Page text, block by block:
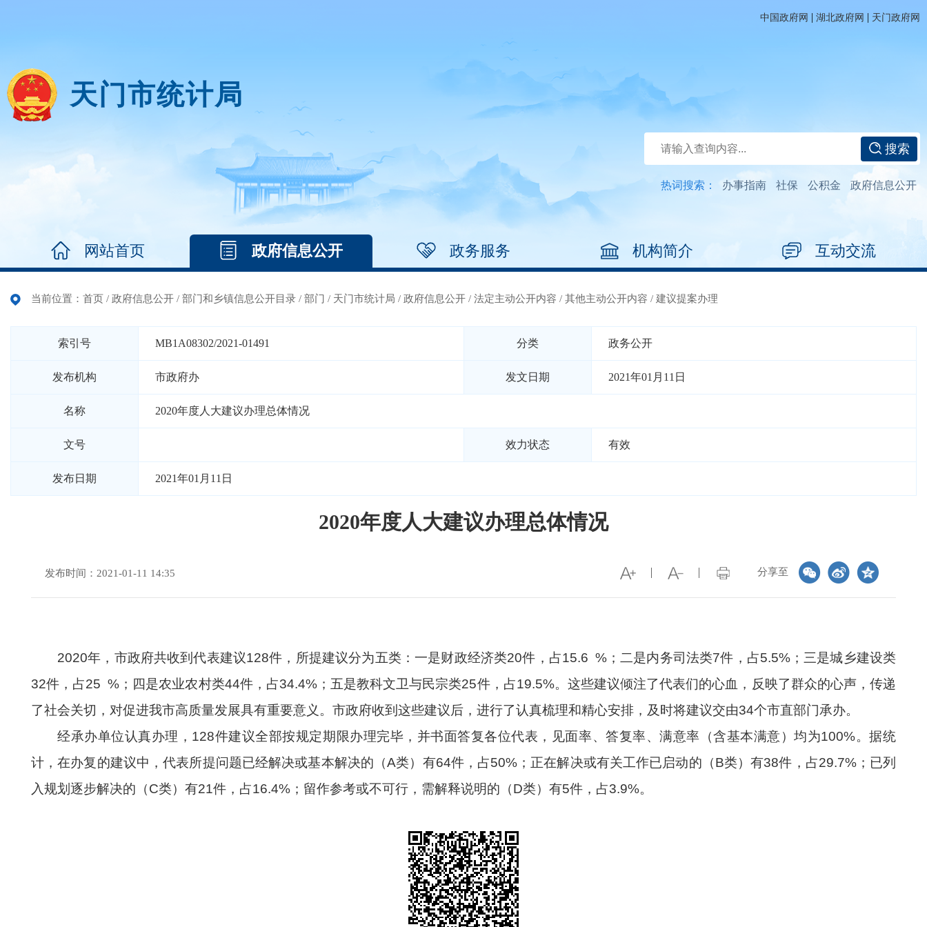
中国政府网 | 湖北政府网 | 天门政府网
天门市统计局
搜索
热词搜索： 办事指南 社保 公积金 政府信息公开
网站首页 政府信息公开 政务服务 机构简介 互动交流
当前位置： 首页 / 政府信息公开 / 部门和乡镇信息公开目录 / 部门 / 天门市统计局 / 政府信息公开 / 法定主动公开内容 / 其他主动公开内容 / 建议提案办理
索引号 MB1A08302/2021-01491 分类 政务公开
发布机构 市政府办 发文日期 2021年01月11日
名称 2020年度人大建议办理总体情况
文号 效力状态 有效
发布日期 2021年01月11日
2020年度人大建议办理总体情况
分享至
发布时间：2021-01-11 14:35
2020年 ， 市政府共收到代表建议128件 ， 所提建议分为五类：一是财政经济类20件，占15.6 %；二是内务司法类7件，占5.5%；三是城乡建设类
32件，占25 %；四是农业农村类44件，占34.4%；五是教科文卫与民宗类25件，占19.5%。这些建议倾注了代表们的心血，反映了群众的心声，传递
了社会关切 ， 对促进我市高质量发展具有重要意义。市政府收到这些建议后，进行了认真梳理和精心安排，及时将建议交由34个市直部门承办。
经承办单位认真办理， 128件建议全部按规定期限办理完毕，并书面答复各位代表，见面率、答复率、满意率（含基本满意）均为100%。据统
计，在办复的建议中，代表所提问题已经解决或基本解决的（A类）有64件，占50%；正在解决或有关工作已启动的（B类）有38件，占29.7%；已列
入规划逐步解决的（C类）有21件，占16.4%； 留作参考或不可行 ，需解释说明的（D类）有5件，占3.9%。